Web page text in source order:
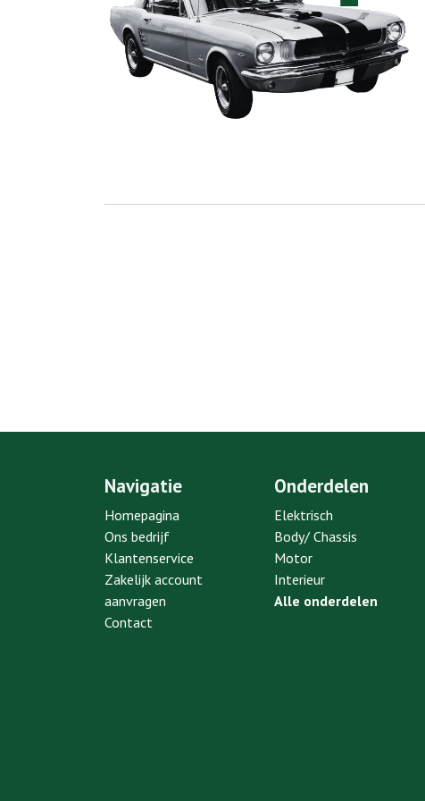
Navigatie
Homepagina
Ons bedrijf
Klantenservice
Zakelijk account
aanvragen
Contact
Onderdelen
Elektrisch
Body/ Chassis
Motor
Interieur
Alle onderdelen